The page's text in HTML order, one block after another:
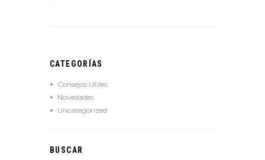
CATEGORÍAS
Consejos Utiles
Novedades
Uncategorized
BUSCAR